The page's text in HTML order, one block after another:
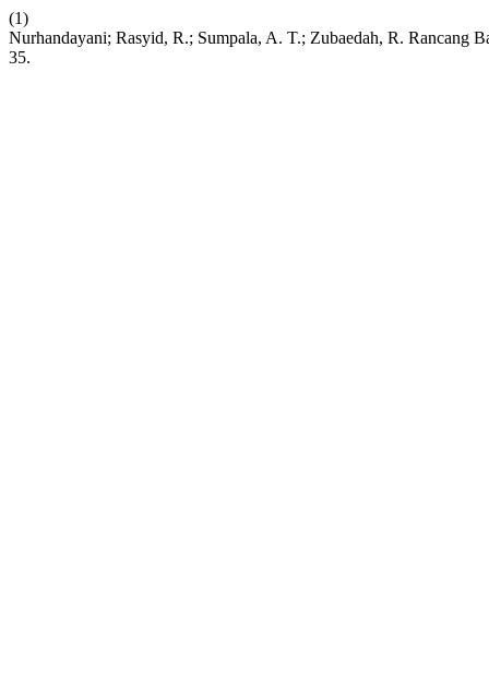
(1)
Nurhandayani; Rasyid, R.; Sumpala, A. T.; Zubaedah, R. Rancang
35.